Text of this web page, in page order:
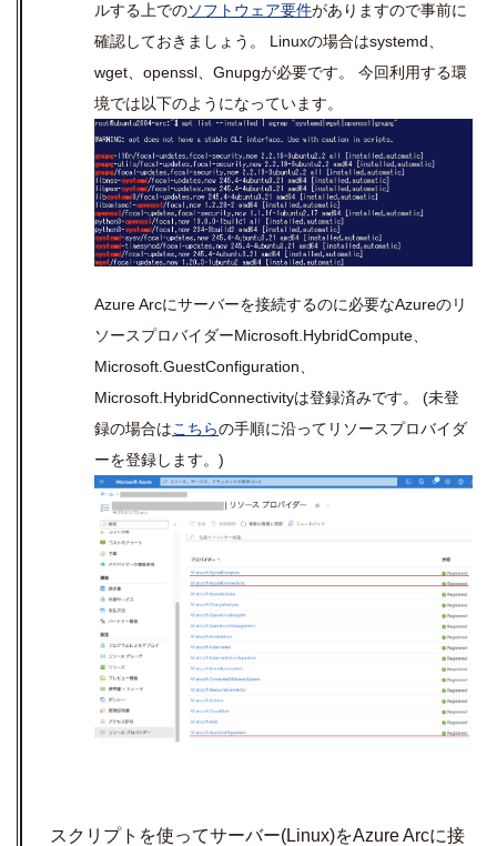
ルする上でのソフトウェア要件がありますので事前に
確認しておきましょう。 Linuxの場合はsystemd
wget
openssl Gnupgが必要です。 今回利用する環
境では以下のようになっています。
Azure Arcにサーバーを接続するのに必要なAzureのリ
ソースプロバイダーMicrosoft.HybridCompute、
Microsoft.GuestConfiguration、
Microsoft.HybridConnectivityは登録済みです。 (未登
録の場合はこちらの手順に沿ってリソースプロバイダ
ーを登録します。 )
スクリプトを使ってサーバー(Linux)をAzure Arcに接